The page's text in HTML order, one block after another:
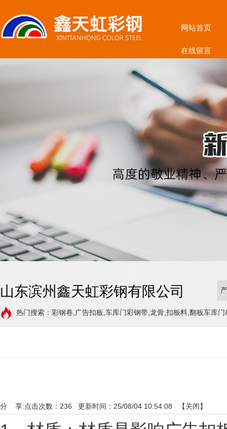
网站首页
在线留言
山东滨州鑫天虹彩钢有限公司
热门搜索：彩钢卷,广告扣板,车库门彩钢带,龙骨,扣板料,翻板车库
点击次数： 236 更新时间：25/08/04 10:54:08 【关闭】
分 享: